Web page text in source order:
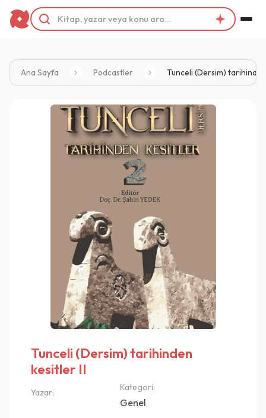
Ana Sayfa Podcastler Tunceli (Dersim)
Tunceli (Dersim) tarihinden
kesitler II
Yazar: Kategori:
Genel